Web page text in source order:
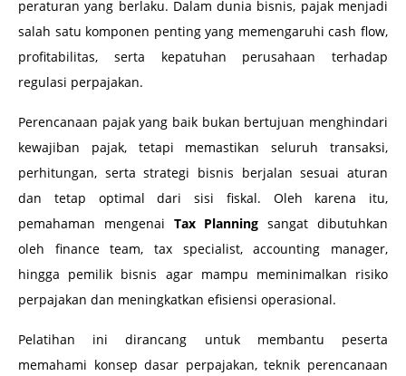
peraturan yang berlaku. Dalam dunia bisnis, pajak menjadi
salah satu komponen penting yang memengaruhi cash flow,
profitabilitas, serta kepatuhan perusahaan terhadap
regulasi perpajakan.
Perencanaan pajak yang baik bukan bertujuan menghindari
kewajiban pajak, tetapi memastikan seluruh transaksi,
perhitungan, serta strategi bisnis berjalan sesuai aturan
dan tetap optimal dari sisi fiskal. Oleh karena itu,
pemahaman mengenai Tax Planning sangat dibutuhkan
oleh finance team, tax specialist, accounting manager,
hingga pemilik bisnis agar mampu meminimalkan risiko
perpajakan dan meningkatkan efisiensi operasional.
Pelatihan ini dirancang untuk membantu peserta
memahami konsep dasar perpajakan, teknik perencanaan